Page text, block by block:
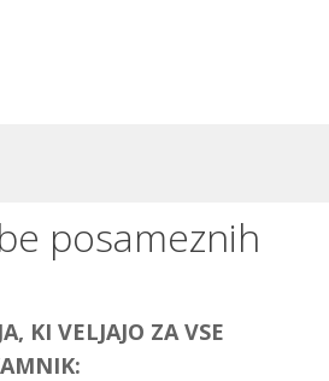
posameznih
KI VELJAJO ZA VSE